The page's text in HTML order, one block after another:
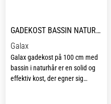
GADEKOST BASSIN NATURHÅR 100 CM
Galax
Galax gadekost på 100 cm med
bassin i naturhår er en solid og
effektiv kost, der egner sig